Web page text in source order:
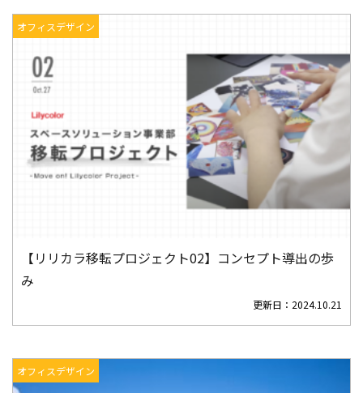
オフィスデザイン
【リリカラ移転プロジェクト02】コンセプト導出の歩
み
更新日： 2024.10.21
オフィスデザイン